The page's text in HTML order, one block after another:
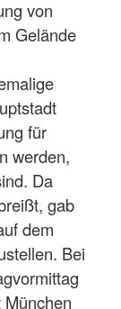
von
Gelände
für
werden,
Da
gab
dem
Bei